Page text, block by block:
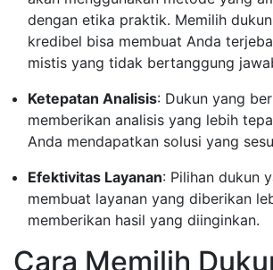
dengan etika praktik. Memilih
kredibel bisa membuat Anda
mistis yang tidak bertanggung
Ketepatan Analisis: Dukun yang
memberikan analisis yang lebih
Anda mendapatkan solusi yang
Efektivitas Layanan: Pilihan dukun
membuat layanan yang diberikan
memberikan hasil yang diinginkan.
Cara Memilih